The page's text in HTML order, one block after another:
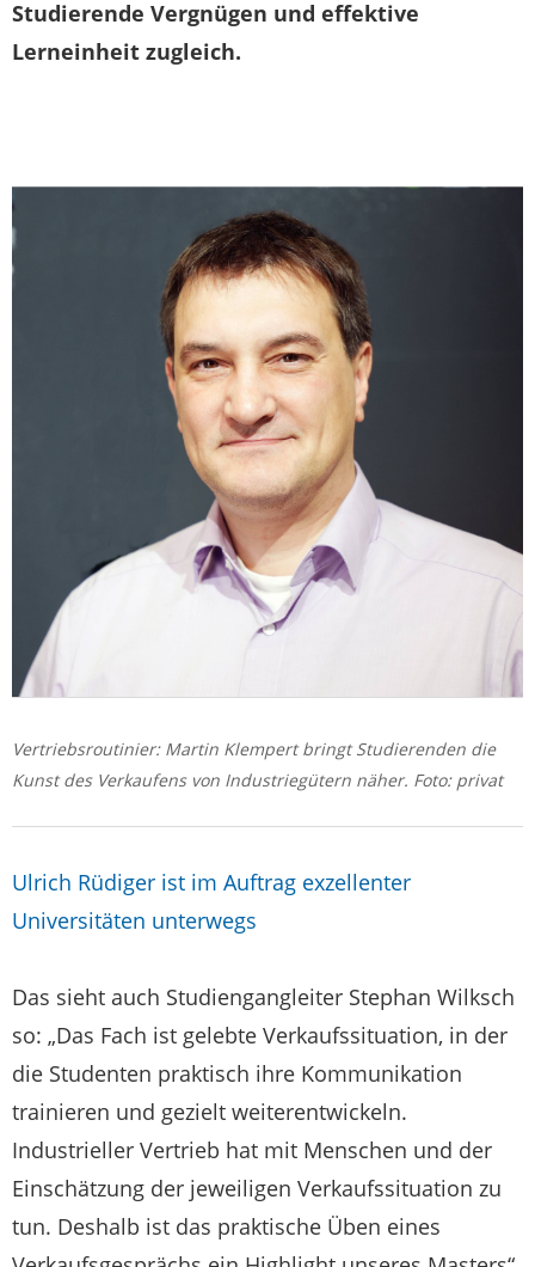
Studierende Vergnügen und effektive
Lerneinheit zugleich.
Vertriebsroutinier: Martin Klempert bringt Studierenden die
Kunst des Verkaufens von Industrie­gütern näher. Foto: privat
Ulrich Rüdiger ist im Auftrag exzellenter
Universitäten unterwegs
Das sieht auch Studiengangleiter Stephan Wilksch
so: „Das Fach ist gelebte Verkaufssituation, in der
die Studenten praktisch ihre Kommunikation
trainieren und gezielt weiterentwickeln.
Industrieller Vertrieb hat mit Menschen und der
Einschätzung der jeweiligen Verkaufssituation zu
tun. Deshalb ist das praktische Üben eines